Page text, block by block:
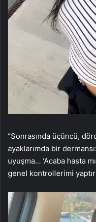
“Sonrasında üçüncü,
ayaklarımda bir
uyuşma… ‘Acaba hasta
genel kontrollerimi